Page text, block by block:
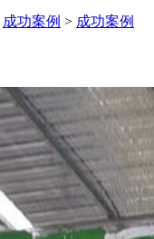
成功案例 > 成功案例